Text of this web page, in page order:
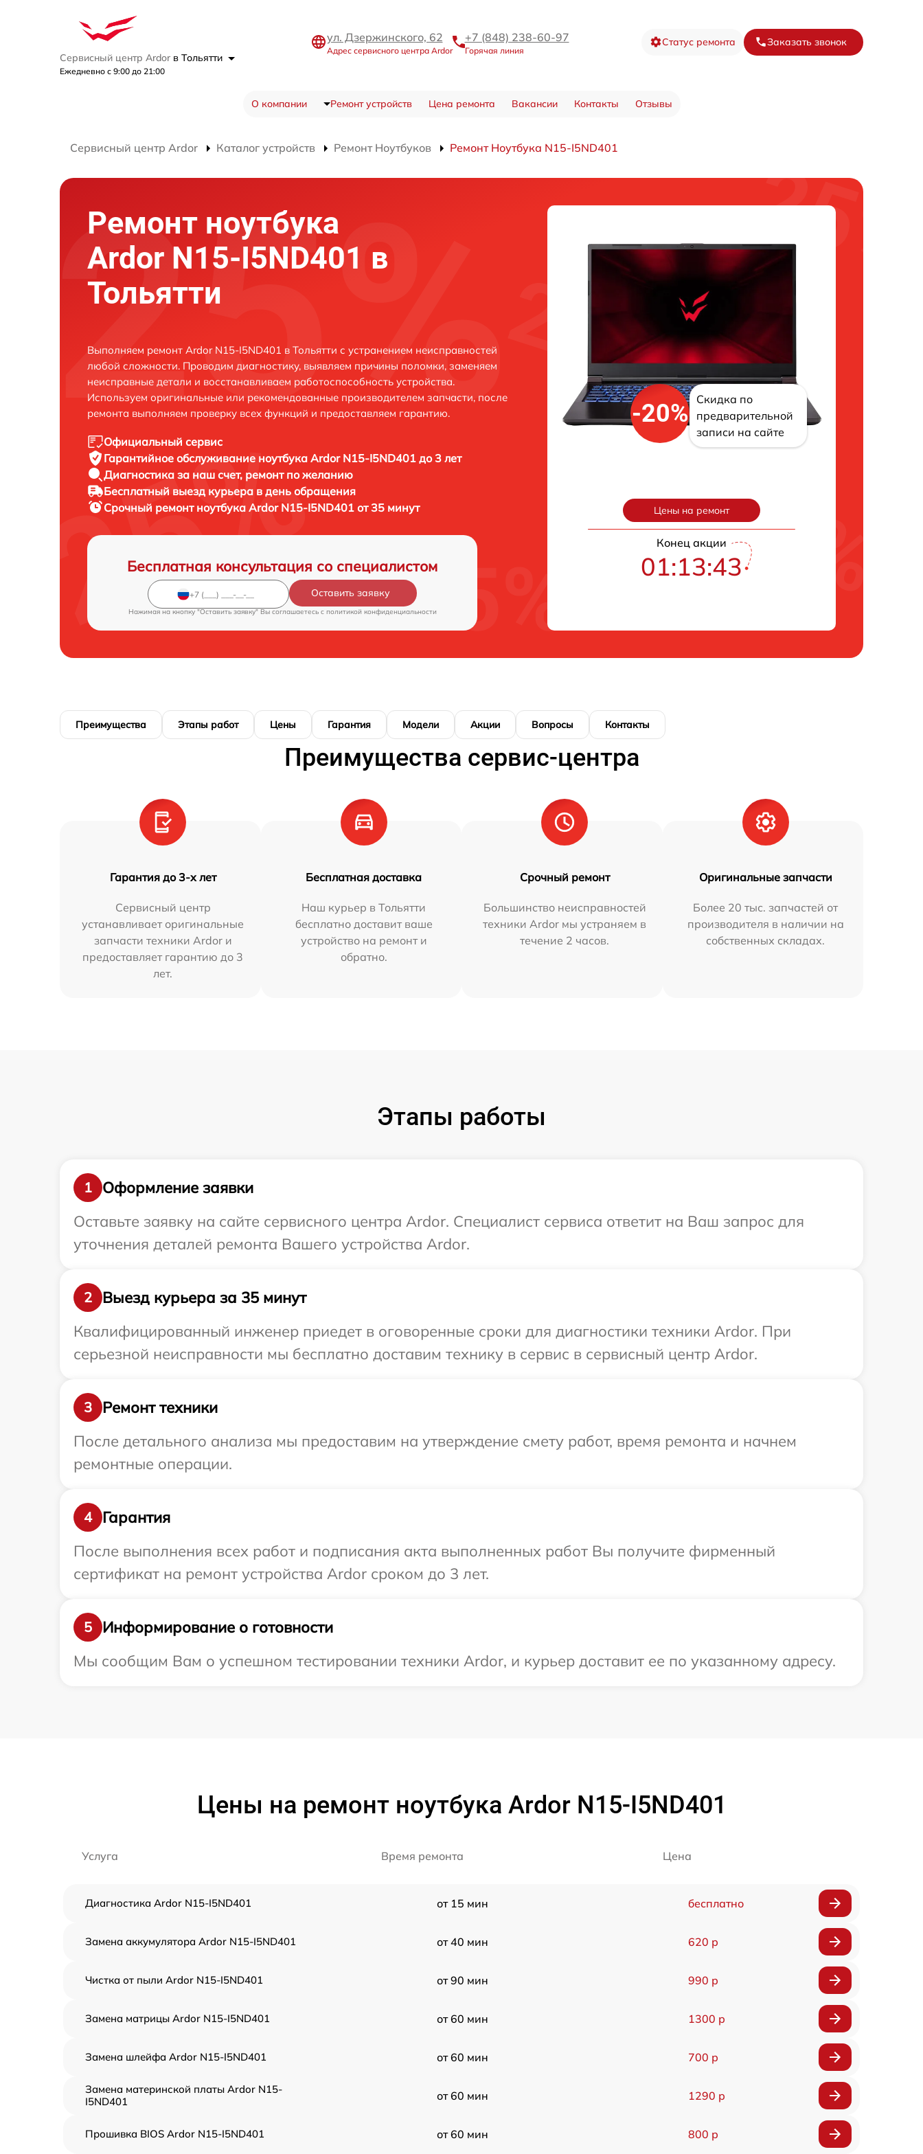
Сервисный центр Ardor в Тольятти
Ежедневно с 9:00 до 21:00
ул. Дзержинского, 62
Адрес сервисного центра Ardor
+7 (848) 238-60-97
Горячая линия
Статус ремонта Заказать звонок
О компании Ремонт устройств Цена ремонта Вакансии Контакты Отзывы
Сервисный центр Ardor Каталог устройств Ремонт Ноутбуков Ремонт Ноутбука N15-I5ND401
Ремонт ноутбука
Ardor N15-I5ND401 в
Тольятти
Выполняем ремонт Ardor N15-I5ND401 в Тольятти с устранением неисправностей
любой сложности. Проводим диагностику, выявляем причины поломки, заменяем
неисправные детали и восстанавливаем работоспособность устройства.
Используем оригинальные или рекомендованные производителем запчасти, после
ремонта выполняем проверку всех функций и предоставляем гарантию.
Официальный сервис
Гарантийное обслуживание ноутбука Ardor N15-I5ND401 до 3 лет
Диагностика за наш счет, ремонт по желанию
Бесплатный выезд курьера в день обращения
Срочный ремонт ноутбука Ardor N15-I5ND401 от 35 минут
Бесплатная консультация со специалистом
Оставить заявку
Нажимая на кнопку "Оставить заявку" Вы соглашаетесь c политикой конфиденциальности
-20%
Скидка по
предварительной
записи на сайте
Цены на ремонт
Конец акции
01:13:42
Преимущества Этапы работ Цены Гарантия Модели Акции Вопросы Контакты
Преимущества сервис-центра
Гарантия до 3-х лет
Сервисный центр
устанавливает оригинальные
запчасти техники Ardor и
предоставляет гарантию до 3
лет.
Бесплатная доставка
Наш курьер в Тольятти
бесплатно доставит ваше
устройство на ремонт и
обратно.
Срочный ремонт
Большинство неисправностей
техники Ardor мы устраняем в
течение 2 часов.
Оригинальные запчасти
Более 20 тыс. запчастей от
производителя в наличии на
собственных складах.
Этапы работы
1
Оформление заявки
Оставьте заявку на сайте сервисного центра Ardor. Специалист сервиса ответит на Ваш запрос для
уточнения деталей ремонта Вашего устройства Ardor.
2
Выезд курьера за 35 минут
Квалифицированный инженер приедет в оговоренные сроки для диагностики техники Ardor. При
серьезной неисправности мы бесплатно доставим технику в сервис в сервисный центр Ardor.
3
Ремонт техники
После детального анализа мы предоставим на утверждение смету работ, время ремонта и начнем
ремонтные операции.
4
Гарантия
После выполнения всех работ и подписания акта выполненных работ Вы получите фирменный
сертификат на ремонт устройства Ardor сроком до 3 лет.
5
Информирование о готовности
Мы сообщим Вам о успешном тестировании техники Ardor, и курьер доставит ее по указанному адресу.
Цены на ремонт ноутбука Ardor N15-I5ND401
Услуга Время ремонта Цена
Диагностика Ardor N15-I5ND401 от 15 мин бесплатно
Замена аккумулятора Ardor N15-I5ND401 от 40 мин 620 р
Чистка от пыли Ardor N15-I5ND401 от 90 мин 990 р
Замена матрицы Ardor N15-I5ND401 от 60 мин 1300 р
Замена шлейфа Ardor N15-I5ND401 от 60 мин 700 р
Замена материнской платы Ardor N15-
I5ND401
от 60 мин 1290 р
Прошивка BIOS Ardor N15-I5ND401 от 60 мин 800 р